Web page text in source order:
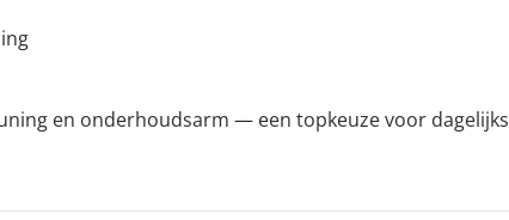
en onderhoudsarm — een topkeuze voor dagelijks